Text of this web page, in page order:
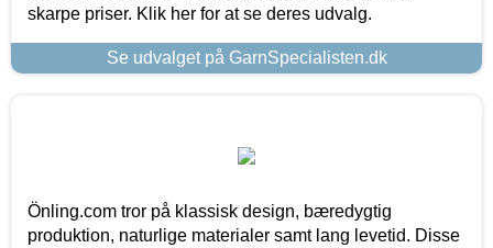
skarpe priser. Klik her for at se deres udvalg.
Se udvalget på GarnSpecialisten.dk
Önling.com tror på klassisk design, bæredygtig
produktion, naturlige materialer samt lang levetid. Disse